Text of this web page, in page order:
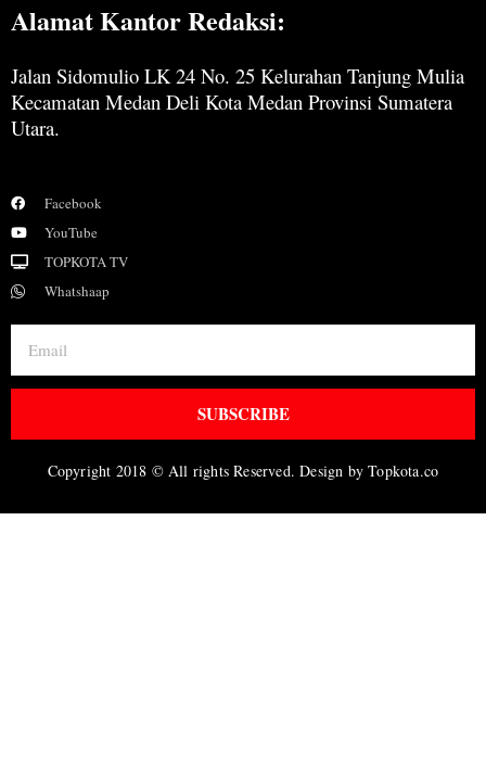
Alamat Kantor Redaksi:
Jalan Sidomulio LK 24 No. 25 Kelurahan Tanjung Mulia
Kecamatan Medan Deli Kota Medan Provinsi Sumatera
Utara.
Facebook
YouTube
TOPKOTA TV
Whatshaap
SUBSCRIBE
Copyright 2018 © All rights Reserved. Design by Topkota.co